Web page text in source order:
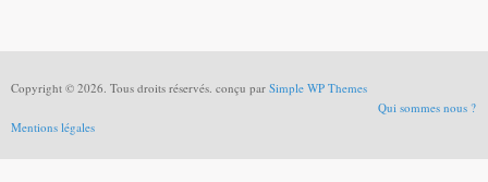
Copyright © 2026. Tous droits réservés. conçu par Simple WP Themes
Qui sommes nous ?
Mentions légales